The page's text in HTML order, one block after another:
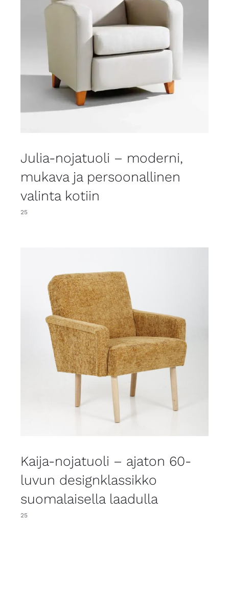
Julia-nojatuoli – moderni,
mukava ja persoonallinen
valinta kotiin
25
Kaija-nojatuoli – ajaton 60-
luvun designklassikko
suomalaisella laadulla
25